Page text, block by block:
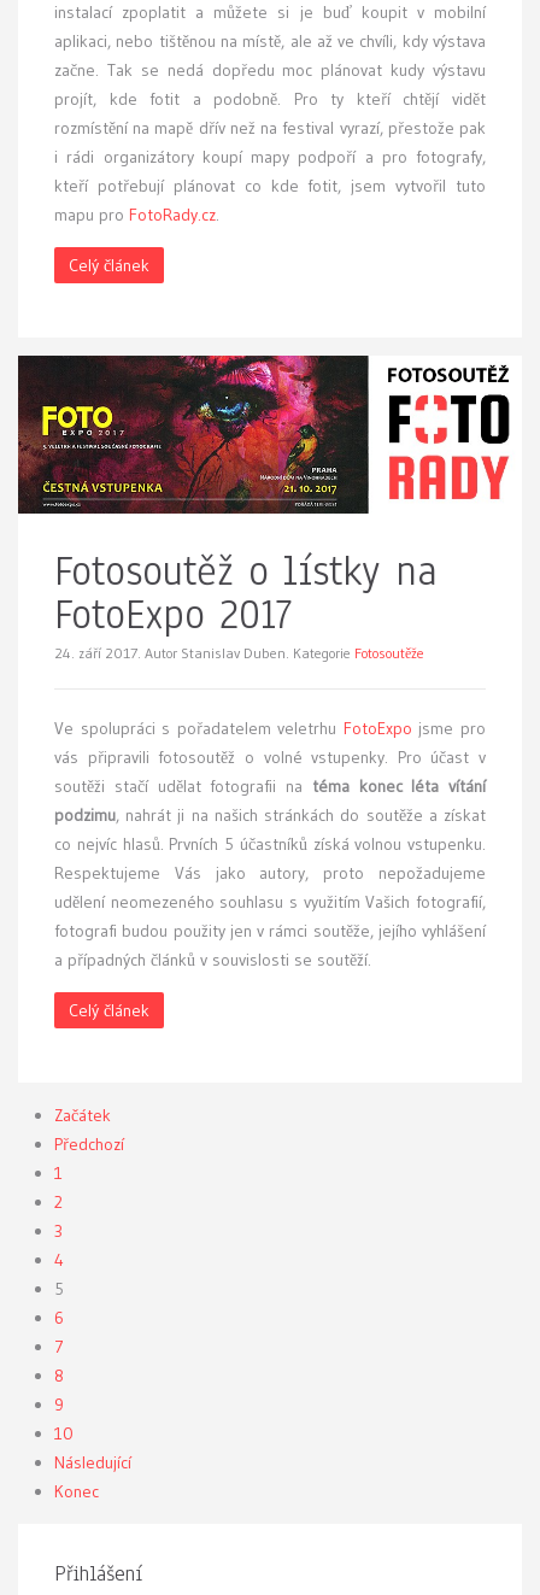
instalací zpoplatit a můžete si je buď koupit v mobilní
aplikaci, nebo tištěnou na místě, ale až ve chvíli, kdy výstava
začne. Tak se nedá dopředu moc plánovat kudy výstavu
projít, kde fotit a podobně. Pro ty kteří chtějí vidět
rozmístění na mapě dřív než na festival vyrazí, přestože pak
i rádi organizátory koupí mapy podpoří a pro fotografy,
kteří potřebují plánovat co kde fotit, jsem vytvořil tuto
mapu pro FotoRady.cz.
Celý článek
Fotosoutěž o lístky na
FotoExpo 2017
24. září 2017. Autor Stanislav Duben. Kategorie Fotosoutěže
Ve spolupráci s pořadatelem veletrhu FotoExpo jsme pro
vás připravili fotosoutěž o volné vstupenky. Pro účast v
soutěži stačí udělat fotografii na téma konec léta vítání
podzimu, nahrát ji na našich stránkách do soutěže a získat
co nejvíc hlasů. Prvních 5 účastníků získá volnou vstupenku.
Respektujeme Vás jako autory, proto nepožadujeme
udělení neomezeného souhlasu s využitím Vašich fotografií,
fotografi budou použity jen v rámci soutěže, jejího vyhlášení
a případných článků v souvislosti se soutěží.
Celý článek
Začátek
Předchozí
1
2
3
4
5
6
7
8
9
10
Následující
Konec
Přihlášení